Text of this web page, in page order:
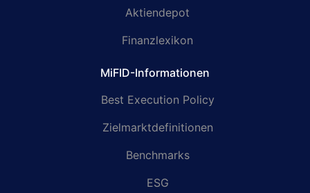
Aktiendepot
Finanzlexikon
MiFID-Informationen
Best Execution Policy
Zielmarktdefinitionen
Benchmarks
ESG